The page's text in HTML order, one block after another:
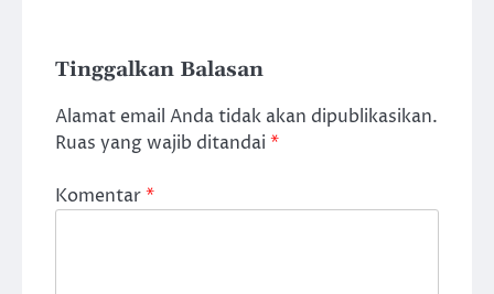
Tinggalkan Balasan
Alamat email Anda tidak akan dipublikasikan.
Ruas yang wajib ditandai *
Komentar*